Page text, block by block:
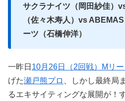
サクラナイツ（岡田紗佳）
（佐々木寿人）vs
ーツ（石橋伸洋）
一昨日 10月26日（2回戦）Mリー
げた瀬戸熊プロ 、しかし最終局
るエキサイティングな展開が！